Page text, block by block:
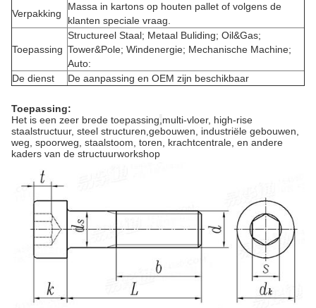
Verpakking
Massa in kartons op houten pallet of volgens de
klanten speciale vraag.
Toepassing
Structureel Staal; Metaal Buliding; Oil&Gas;
Tower&Pole; Windenergie; Mechanische Machine;
Auto:
De dienst
De aanpassing en OEM zijn beschikbaar
Toepassing:
Het is een zeer brede toepassing multi-vloer, high-rise
staalstructuur, steel structuren, gebouwen, industriële gebouwen,
weg, spoorweg, staalstoom, toren, krachtcentrale, en andere
kaders van de structuurworkshop